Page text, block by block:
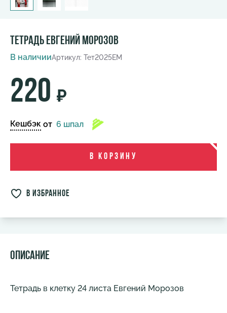
Тетрадь Евгений Морозов
В наличииАртикул: Тет2025ЕМ
220 ₽
Кешбэк от 6 шпал
В корзину
в избранное
Описание
Тетрадь в клетку 24 листа Евгений Морозов